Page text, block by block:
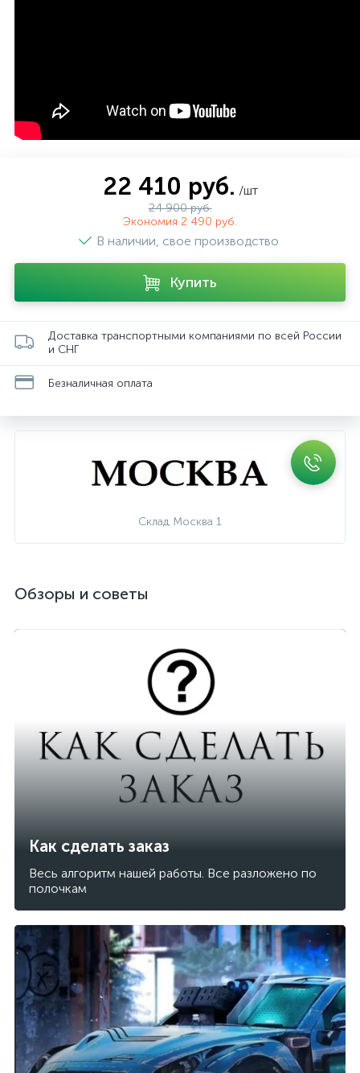
22 410 руб. /шт
24 900 руб.
Экономия 2 490 руб.
В наличии, свое производство
Купить
Доставка транспортными компаниями по всей России
и СНГ
Безналичная оплата
Склад Москва 1
Обзоры и советы
Как сделать заказ
Весь алгоритм нашей работы. Все разложено по
полочкам